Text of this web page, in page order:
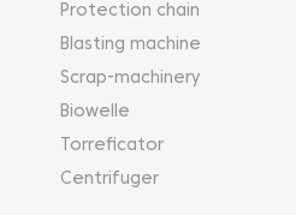
Protection chain
Blasting machine
Scrap-machinery
Biowelle
Torreficator
Centrifuger